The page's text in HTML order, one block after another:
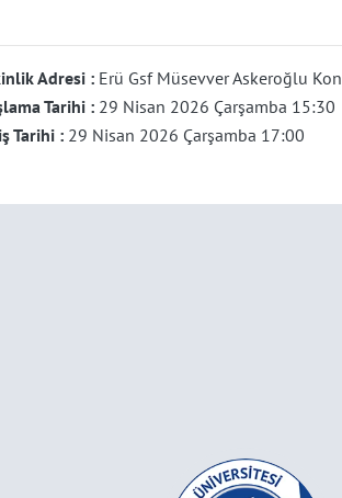
Adresi : Erü Gsf Müsevver Askeroğlu
Tarihi : 29 Nisan 2026 Çarşamba 15:30
Tarihi : 29 Nisan 2026 Çarşamba 17:00